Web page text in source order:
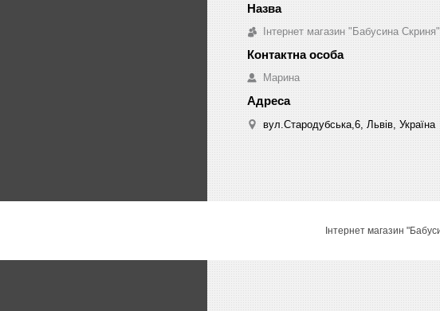
Інтернет магазин "Бабусина Скриня"
Марина
вул.Стародубська,6, Львів, Україна